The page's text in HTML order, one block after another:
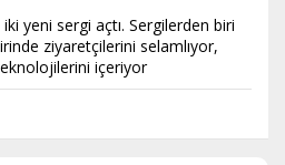
iki yeni sergi açtı. Sergilerden biri
ziyaretçilerini selamlıyor,
içeriyor